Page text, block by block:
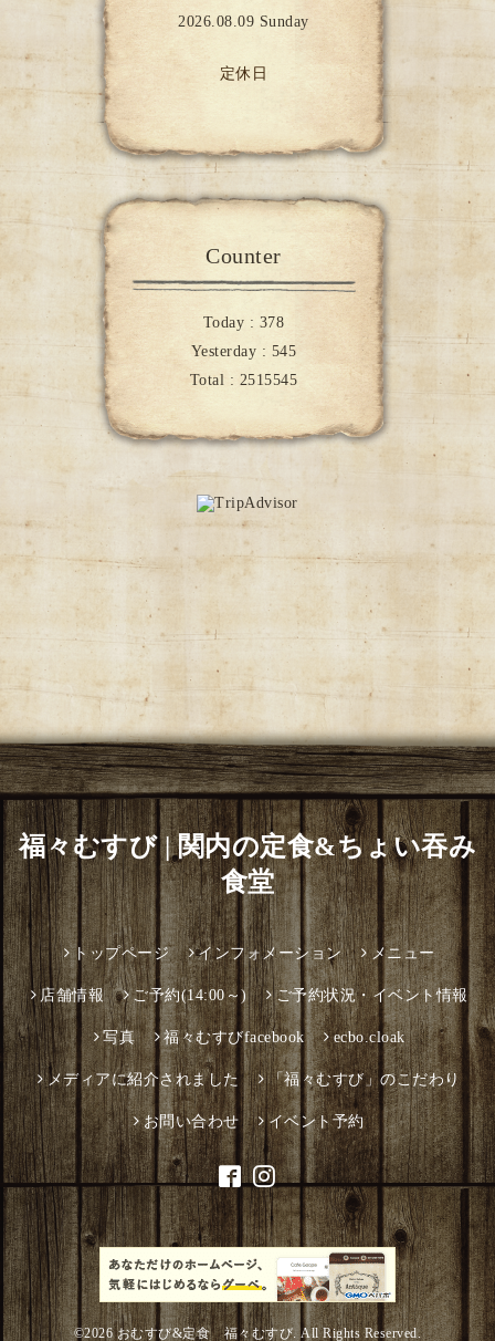
2026.08.09 Sunday
定休日
Counter
Today : 378
Yesterday : 545
Total : 2515545
福々むすび | 関内の定食&ちょい吞み
食堂
トップページ インフォメーション メニュー
店舗情報 ご予約(14:00～) ご予約状況・イベント情報
写真 福々むすびfacebook ecbo.cloak
メディアに紹介されました 「福々むすび」のこだわり
お問い合わせ イベント予約
©2026おむすび&定食 福々むすび. All Rights Reserved.